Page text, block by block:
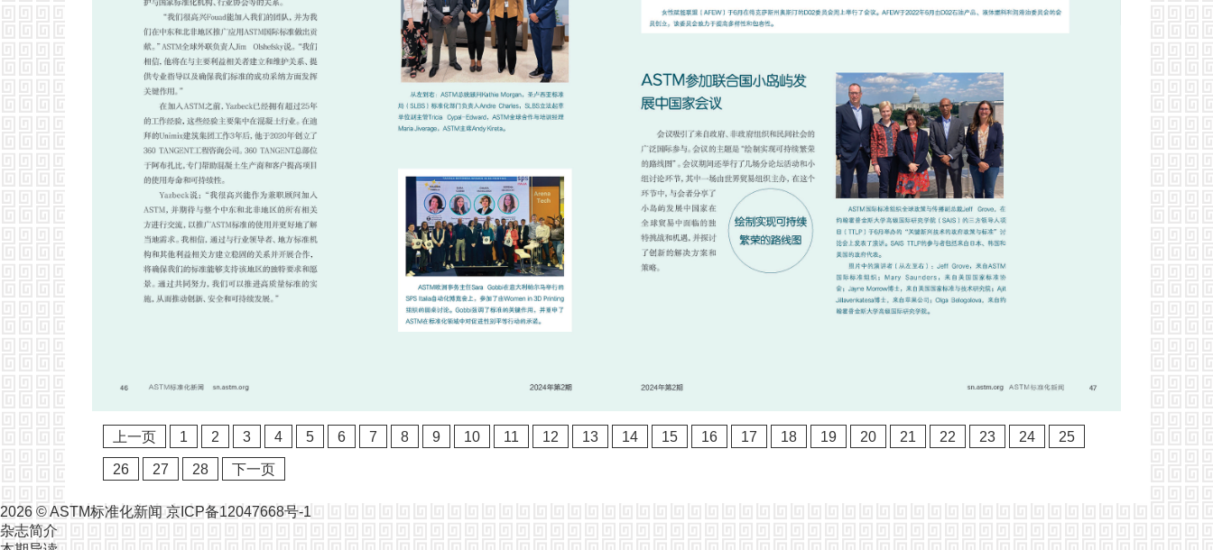
上一页 1 2 3 4 5 6 7 8 9 10 11 12 13 14 15 16 17 18 19 20 21 22 23 24 25
26 27 28 下一页
2026 ©ASTM标准化新闻 京ICP备12047668号-1
杂志简介